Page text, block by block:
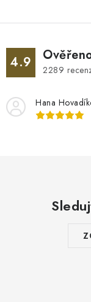
4.9 2289
Hana